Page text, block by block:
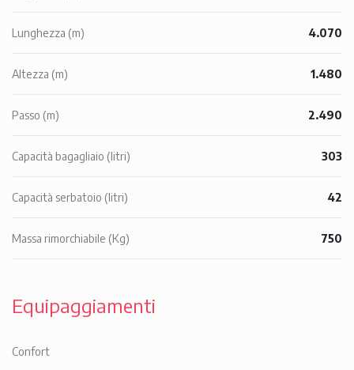
Lunghezza (m) 4.070
Altezza (m) 1.480
Passo (m) 2.490
Capacità bagagliaio (litri) 303
Capacità serbatoio (litri) 42
Massa rimorchiabile (Kg) 750
Equipaggiamenti
Confort